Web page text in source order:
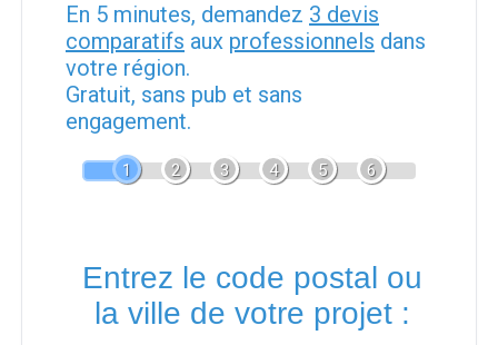
En 5 minutes, demandez 3 devis
comparatifs aux professionnels dans
votre région.
Gratuit, sans pub et sans
engagement.
1 2 3 4 5 6
Entrez le code postal ou
la ville de votre projet :